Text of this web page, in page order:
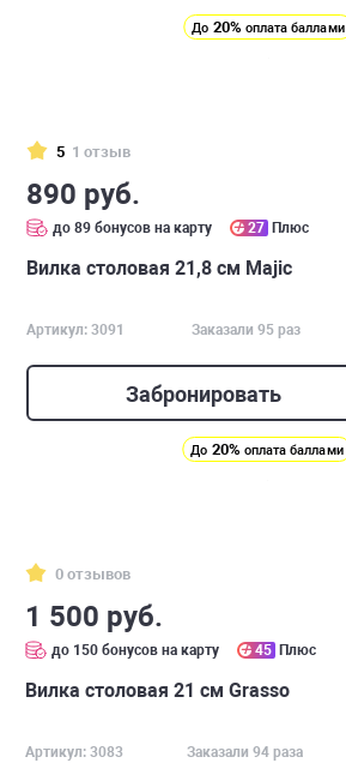
До 20% оплата баллами
5 1 отзыв
890 руб.
до 89 бонусов на карту 27 Плюс
Вилка столовая 21,8 см Majic
Артикул: 3091 Заказали 95 раз
Забронировать
До 20% оплата баллами
0 отзывов
1 500 руб.
до 150 бонусов на карту 45 Плюс
Вилка столовая 21 см Grasso
Артикул: 3083 Заказали 94 раза